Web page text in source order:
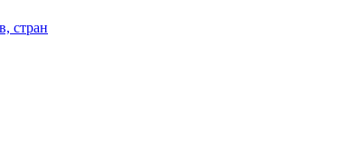
стран